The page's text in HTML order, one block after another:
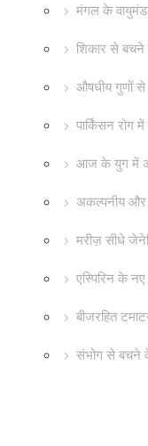
मंगल के
शिकार से बचने
औषधीय गुणों से
पार्किंसन रोग
आज के युग में
अकल्पनीय और
मरीज़ सीधे
एस्पिरिन के
बीजरहित
संभोग से बचने